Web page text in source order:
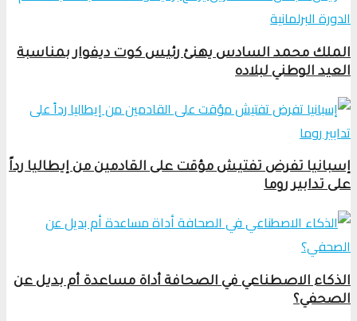
الملك محمد السادس يهنئ رئيس كوت ديفوار بمناسبة
العيد الوطني لبلاده
إسبانيا تفرض تفتيش مؤقت على القادمين من إيطاليا رداً
على تدابير روما
الذكاء الاصطناعي في الصحافة أداة مساعدة أم بديل عن
الصحفي؟